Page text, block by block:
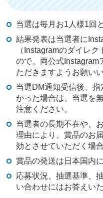
当選は毎月お1人様1回
結果発表は当選者に
（Instagramのダイレ
ので、両公式Instagram
ただきますようお願い
当選DM通知受信後、
かった場合は、当選を
注意ください。
当選者の長期不在や、
理由により、賞品のお
効とさせていただく場
賞品の発送は日本国内
応募状況、抽選基準、
い合わせにはお答えい